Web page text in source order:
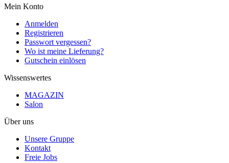
Mein Konto
Anmelden
Registrieren
Passwort vergessen?
Wo ist meine Lieferung?
Gutschein einlösen
Wissenswertes
MAGAZIN
Salon
Über uns
Unsere Gruppe
Kontakt
Freie Jobs